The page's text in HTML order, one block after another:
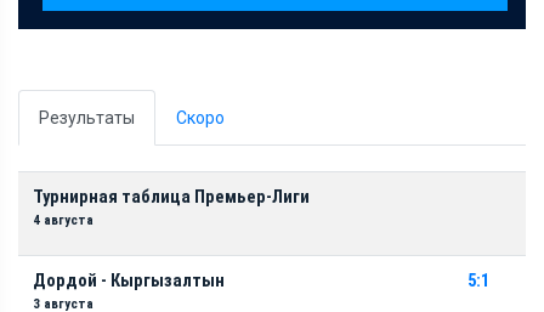
Результаты Скоро
Турнирная таблица Премьер-Лиги
4 августа
Дордой - Кыргызалтын
3 августа
5:1